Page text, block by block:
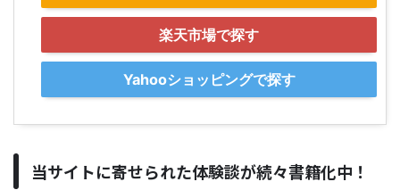
楽天市場で探す
Yahooショッピングで探す
当サイトに寄せられた体験談が続々書籍化中！